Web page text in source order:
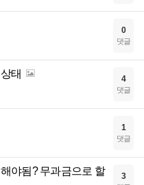
0
댓글
태 4
댓글
1
댓글
야됨? 무과금으로 할
3